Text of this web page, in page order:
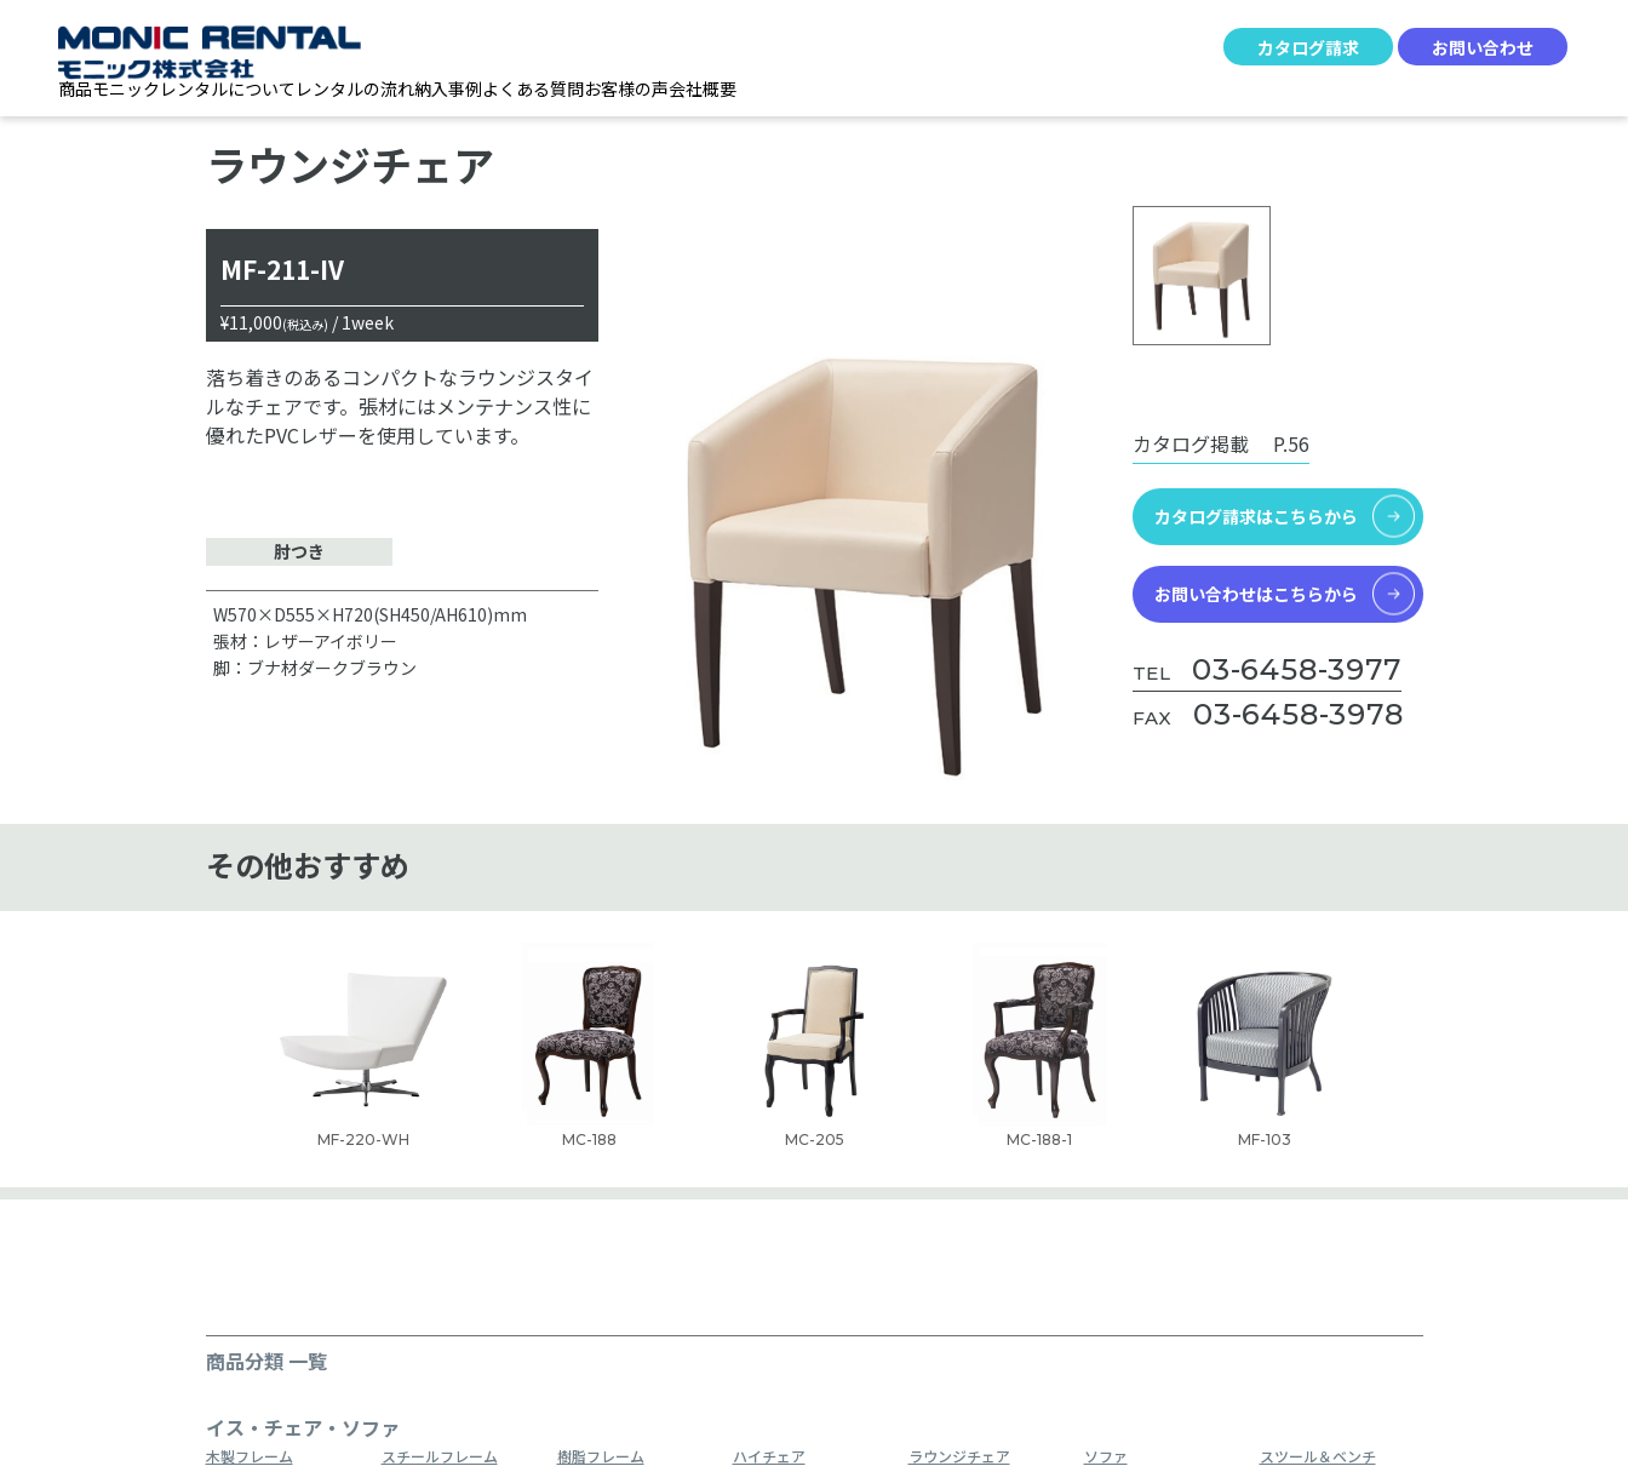
カタログ請求
お問い合わせ
商品モニックレンタルについて レンタルの流れ納入事例よくある質問お客様の声会社概要
ラウンジチェア
MF-211-IV
¥11,000(税込み) / 1week
落ち着きのあるコンパクトなラウンジスタイ
ルなチェアです。張材にはメンテナンス性に
優れたPVCレザーを使用しています。
肘つき
W570×D555×H720(SH450/AH610)mm
張材：レザーアイボリー
脚：ブナ材ダークブラウン
カタログ掲載 P.56
カタログ請求はこちらから
お問い合わせはこちらから
TEL 03-6458-3977
FAX 03-6458-3978
その他おすすめ
MF-220-WH MC-188 MC-205 MC-188-1 MF-103
商品分類 一覧
イス・チェア・ソファ
木製フレーム スチールフレーム 樹脂フレーム ハイチェア ラウンジチェア ソファ
スツール＆ベンチ